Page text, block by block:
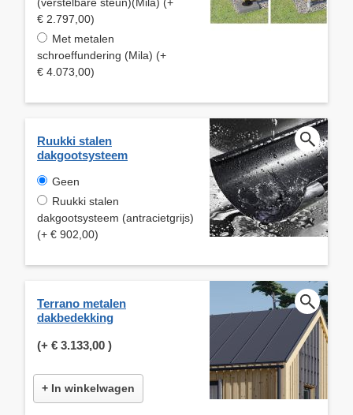
€ 2.797,00)
Met metalen
schroeffundering (Mila) (+
€ 4.073,00)
Ruukki stalen
dakgootsysteem
Geen
Ruukki stalen
dakgootsysteem (antracietgrijs)
(+ € 902,00)
Terrano metalen
dakbedekking
(+ € 3.133,00 )
+ In winkelwagen